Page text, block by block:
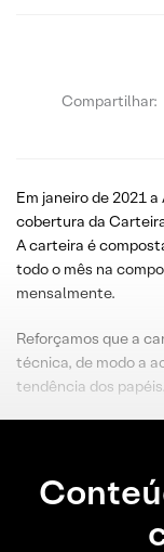
Compartilhar:
Em janeiro de 2021
cobertura da
A carteira é
todo o mês na
mensalmente.
Reforçamos que a
técnica, de modo a
tendência dos papéis.